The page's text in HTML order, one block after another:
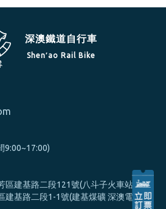
深澳鐵道自行車
Shen′ao Rail Bike
9:00~17:00)
區建基路二段121號(八斗子火車站旁)
建基路二段1-1號(建基煤礦 深澳電廠